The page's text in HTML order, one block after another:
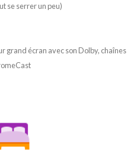
se serrer un peu)
grand écran avec son Dolby, chaînes